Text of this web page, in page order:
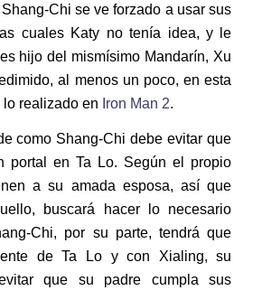
Chi se ve forzado a usar sus
cuales Katy no tenía idea, y le
hijo del mismísimo Mandarín, Xu
al menos un poco, en esta
realizado en Iron Man 2.
como Shang-Chi debe evitar que
portal en Ta Lo. Según el propio
a su amada esposa, así que
buscará hacer lo necesario
Chi, por su parte, tendrá que
de Ta Lo y con Xialing, su
que su padre cumpla sus